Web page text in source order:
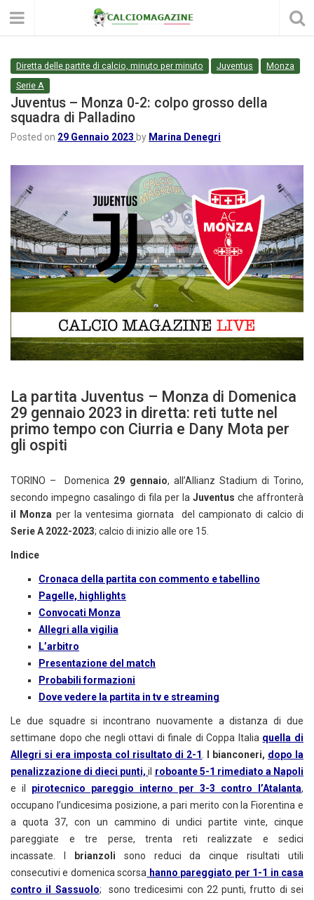
Diretta delle partite di calcio, minuto per minuto Juventus
Monza
Serie A
Juventus – Monza 0-2: colpo grosso della
squadra di Palladino
Posted on 29 Gennaio 2023 by Marina Denegri
La partita Juventus – Monza di Domenica
29 gennaio 2023 in diretta: reti tutte nel
primo tempo con Ciurria e Dany Mota per
gli ospiti
TORINO – Domenica 29 gennaio, all’Allianz Stadium di Torino,
secondo impegno casalingo di fila per la Juventus che affronterà
il Monza per la ventesima giornata del campionato di calcio di
Serie A 2022-2023; calcio di inizio alle ore 15.
Indice
Cronaca della partita con commento e tabellino
Pagelle, highlights
Convocati Monza
Allegri alla vigilia
L’arbitro
Presentazione del match
Probabili formazioni
Dove vedere la partita in tv e streaming
Le due squadre si incontrano nuovamente a distanza di due
settimane dopo che negli ottavi di finale di Coppa Italia quella di
Allegri si era imposta col risultato di 2-1. I bianconeri, dopo la
penalizzazione di dieci punti,il roboante 5-1 rimediato a Napoli
e il pirotecnico pareggio interno per 3-3 contro l’Atalanta,
occupano l’undicesima posizione, a pari merito con la Fiorentina e
a quota 37, con un cammino di undici partite vinte, cinque
pareggiate e tre perse, trenta reti realizzate e sedici
incassate. I
brianzoli sono reduci da cinque risultati utili
consecutivi e domenica scorsa hanno pareggiato per 1-1 in casa
contro il Sassuolo; sono tredicesimi con 22 punti, frutto di sei